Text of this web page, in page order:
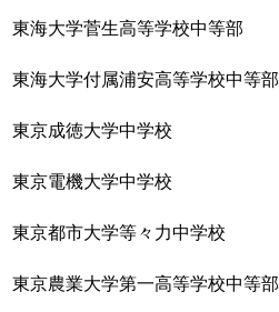
東海大学菅生高等学校中等部
東海大学付属浦安高等学校中等部
東京成徳大学中学校
東京電機大学中学校
東京都市大学等々力中学校
東京農業大学第一高等学校中等部